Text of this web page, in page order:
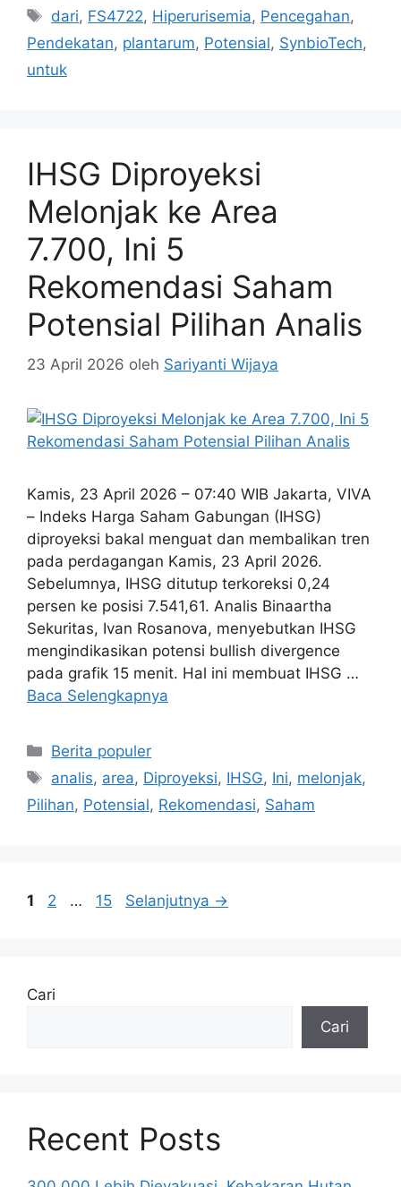
Tag
dari, FS4722, Hiperurisemia, Pencegahan,
Pendekatan, plantarum, Potensial, SynbioTech,
untuk
IHSG Diproyeksi
Melonjak ke Area
7.700, Ini 5
Rekomendasi Saham
Potensial Pilihan Analis
23 April 2026 oleh Sariyanti Wijaya
Kamis, 23 April 2026 – 07:40 WIB Jakarta, VIVA
– Indeks Harga Saham Gabungan (IHSG)
diproyeksi bakal menguat dan membalikan tren
pada perdagangan Kamis, 23 April 2026.
Sebelumnya, IHSG ditutup terkoreksi 0,24
persen ke posisi 7.541,61. Analis Binaartha
Sekuritas, Ivan Rosanova, menyebutkan IHSG
mengindikasikan potensi bullish divergence
pada grafik 15 menit. Hal ini membuat IHSG …
Baca Selengkapnya
Kategori
Berita populer
Tag
analis, area, Diproyeksi, IHSG, Ini, melonjak,
Pilihan, Potensial, Rekomendasi, Saham
Halaman
1 Halaman
2 … Halaman
15 Selanjutnya →
Cari
Cari
Recent Posts